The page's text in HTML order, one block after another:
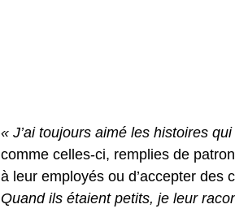
« J’ai toujours aimé les histoires
comme celles-ci, remplies de
à leur employés ou d’accepter des
Quand ils étaient petits, je leur